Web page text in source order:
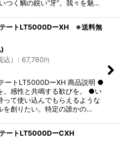
つく鯛の鋭い“牙”。我々を魅…
ートLT5000DーXH ※送料無
）
: 67,760円
ートLT5000DーXH 商品説明 ●
。感性と共鳴する歓びを。 ●い
って使い込んでもらえるような
を創りたい。特定の誰かの…
ートLT5000DーCXH